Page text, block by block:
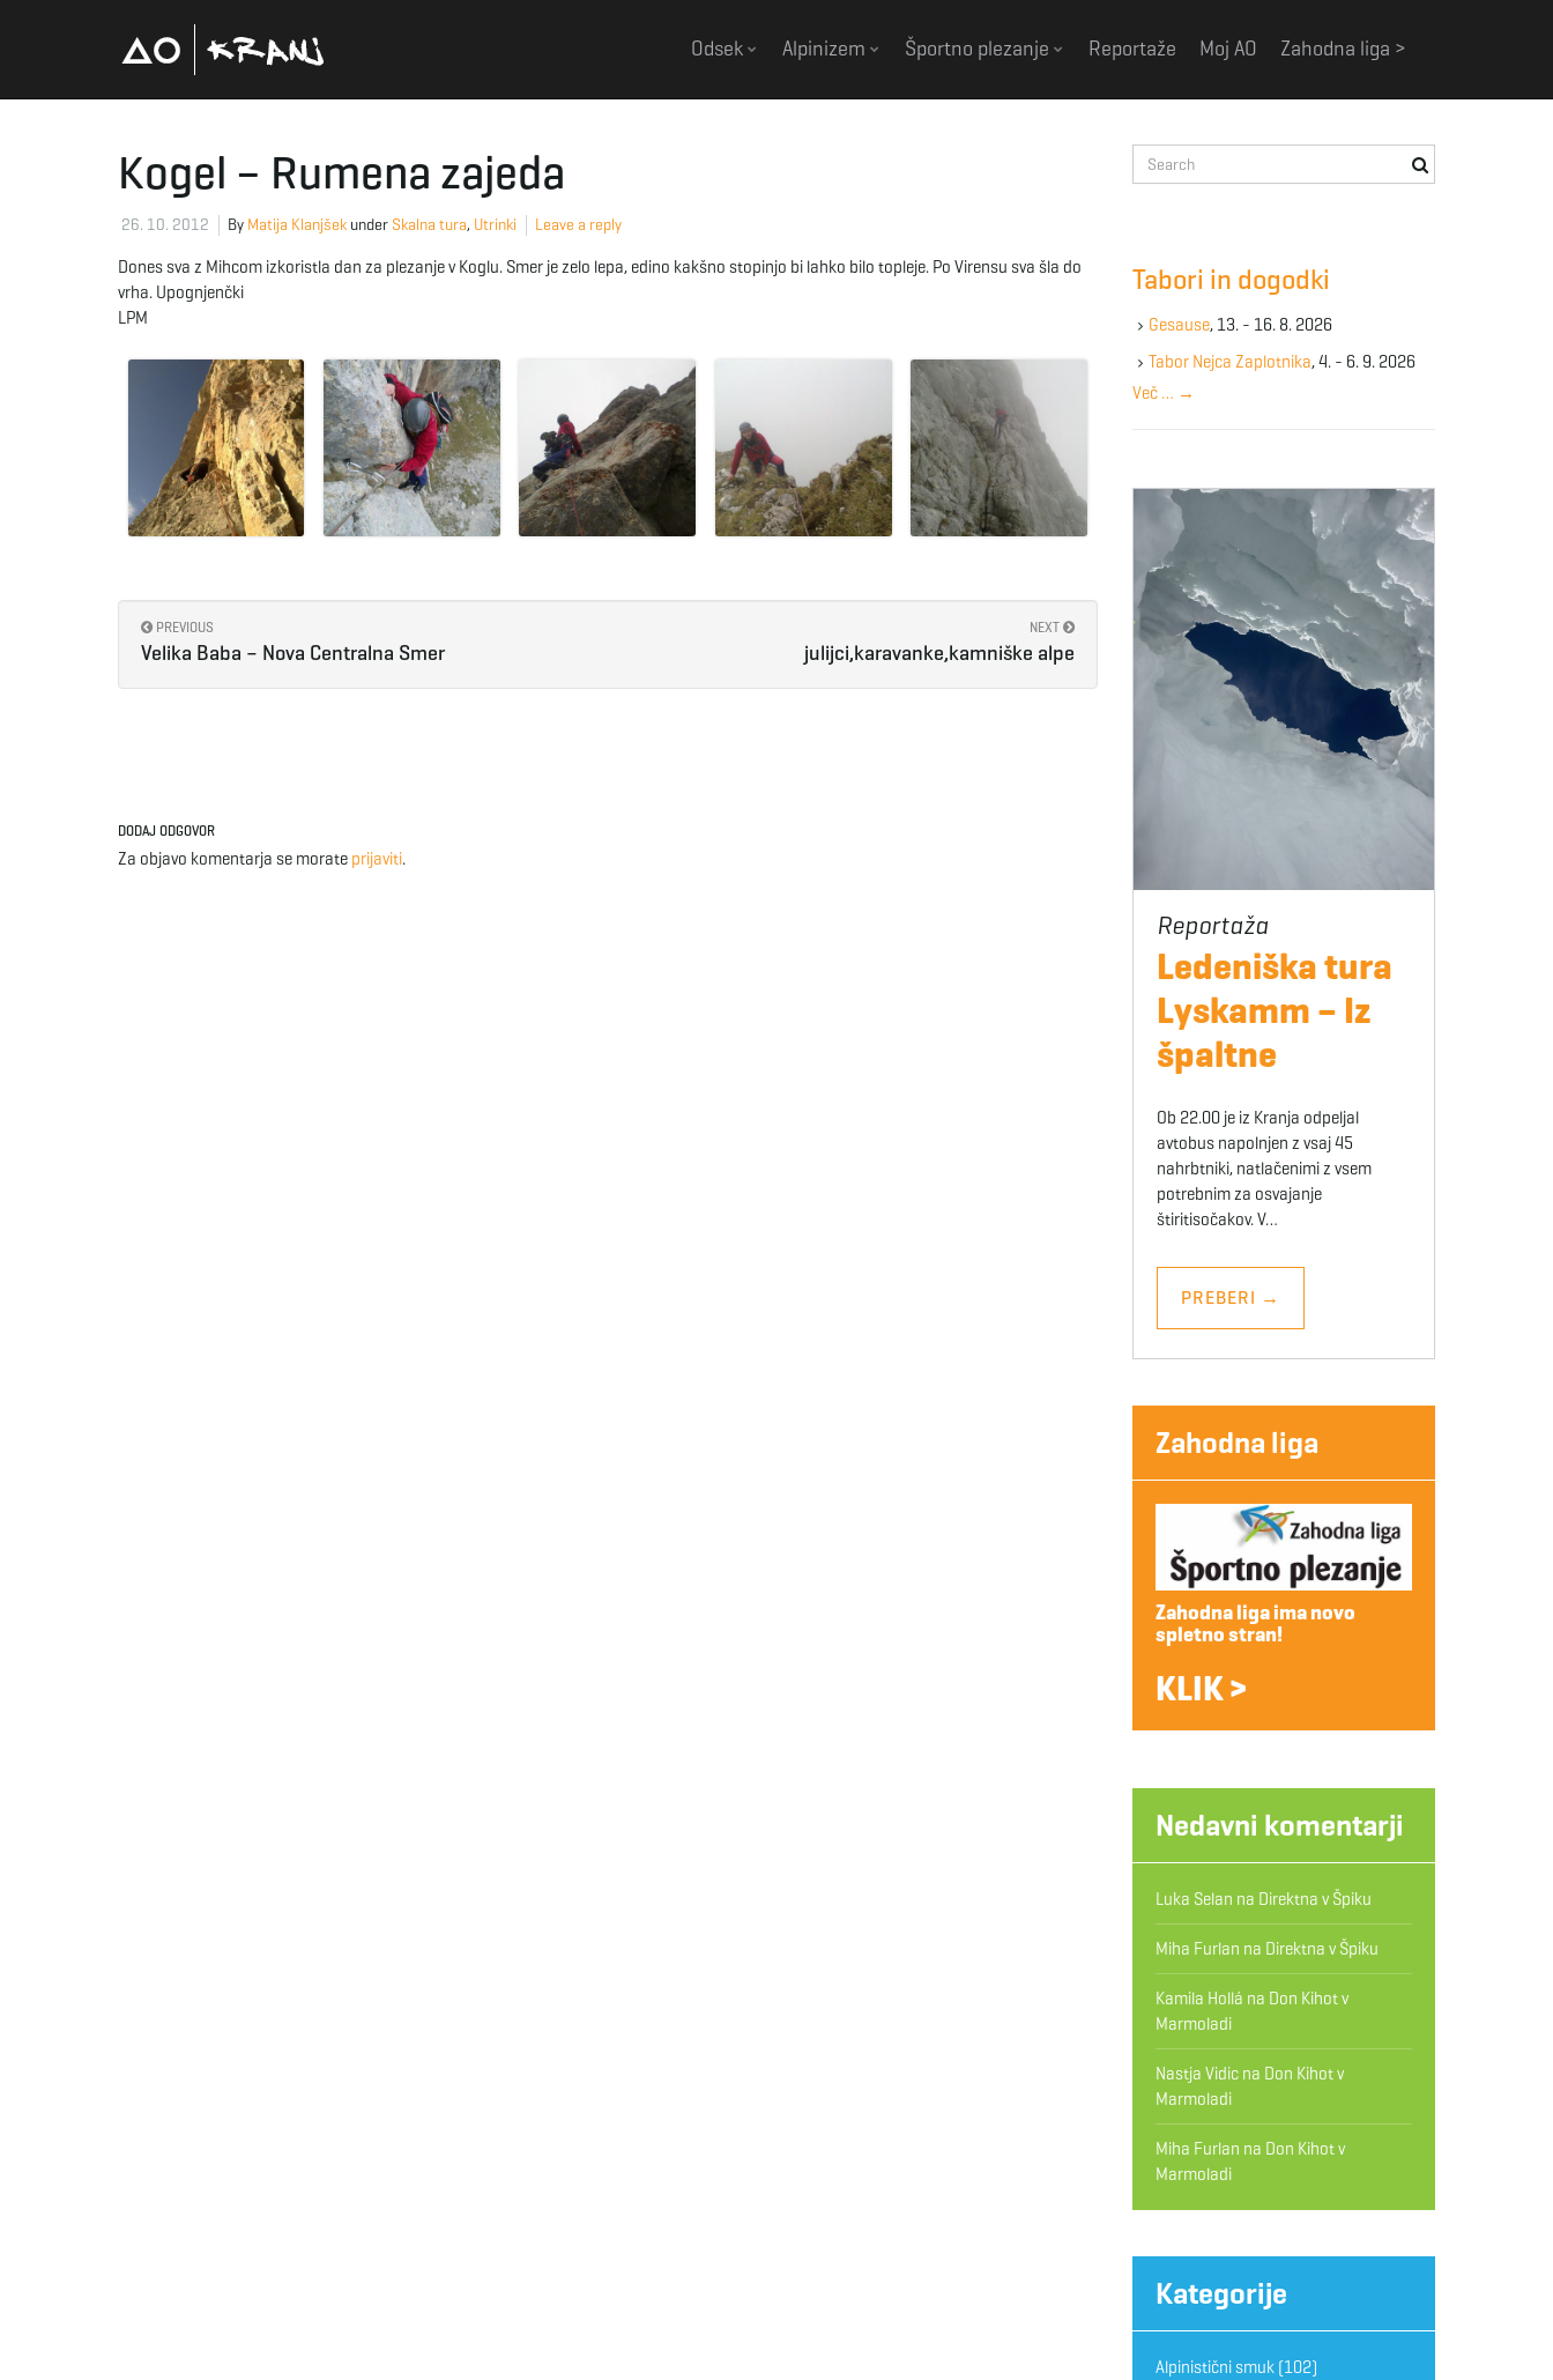
Odsek Alpinizem Športno plezanje Reportaže Moj AO Zahodna liga >
Kogel – Rumena zajeda
26. 10. 2012 By Matija Klanjšek under Skalna tura, Utrinki Leave a reply
Dones sva z Mihcom izkoristla dan za plezanje v Koglu. Smer je zelo lepa, edino kakšno stopinjo bi lahko bilo topleje. Po Virensu sva šla do
vrha. Upognjenčki
LPM
PREVIOUS
Velika Baba – Nova Centralna Smer
NEXT
julijci,karavanke,kamniške alpe
DODAJ ODGOVOR
Za objavo komentarja se morate prijaviti.
e
e
y
w
r
Tabori in dogodki
Gesause, 13. - 16. 8. 2026
Tabor Nejca Zaplotnika, 4. - 6. 9. 2026
Več … →
Ledeniška tura
Lyskamm – Iz
špaltne
Ob 22.00 je iz Kranja odpeljal
avtobus napolnjen z vsaj 45
nahrbtniki, natlačenimi z vsem
potrebnim za osvajanje
štiritisočakov. V…
PREBERI →
Zahodna liga
Zahodna liga ima novo
spletno stran!
KLIK >
Nedavni komentarji
Luka Selan na Direktna v Špiku
Miha Furlan na Direktna v Špiku
Kamila Hollá na Don Kihot v
Marmoladi
Nastja Vidicna Don Kihot v
Marmoladi
Miha Furlan na Don Kihot v
Marmoladi
Kategorije
Alpinistični smuk(102)